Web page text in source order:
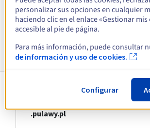
Ver todas las extensiones
Información sobre
.pulawy.pl
personalizar sus opciones en cualquier
haciendo clic en el enlace «Gestionar mis
accesible al pie de página.
Para más información, puede consultar
de información y uso de cookies.
Configurar